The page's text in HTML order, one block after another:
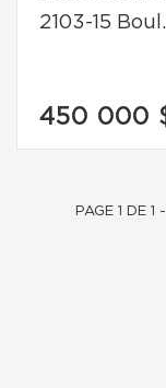
2103-15
450 000
PAGE 1 DE